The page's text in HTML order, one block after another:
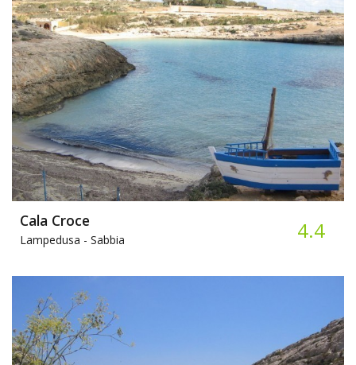
Cala Croce
Lampedusa - Sabbia 4.4